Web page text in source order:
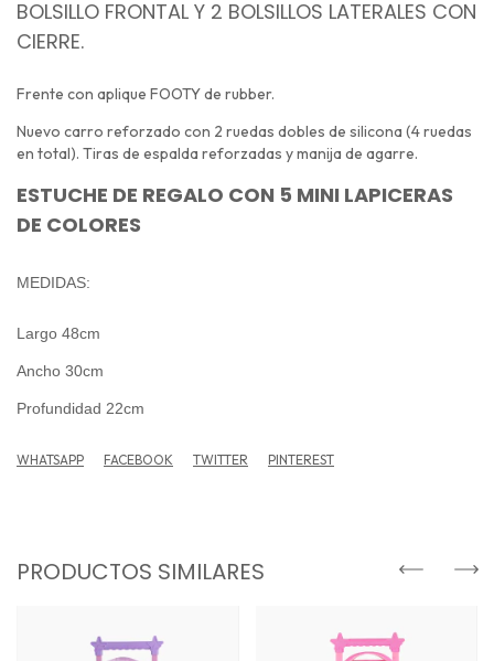
BOLSILLO FRONTAL Y 2 BOLSILLOS LATERALES CON
CIERRE.
Frente con aplique FOOTY de rubber.
Nuevo carro reforzado con 2 ruedas dobles de silicona (4 ruedas
en total). Tiras de espalda reforzadas y manija de agarre.
ESTUCHE DE REGALO CON 5 MINI LAPICERAS
DE COLORES
MEDIDAS:
Largo 48cm
Ancho 30cm
Profundidad 22cm
WHATSAPP FACEBOOK TWITTER PINTEREST
PRODUCTOS SIMILARES